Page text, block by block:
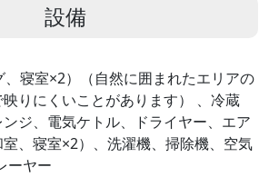
設備
寝室×2）（自然に囲まれたエリアの
りにくいことがあります） 、冷蔵
ジ、電気ケトル、ドライヤー、エア
、寝室×2）、洗濯機、掃除機、空気
ーヤー